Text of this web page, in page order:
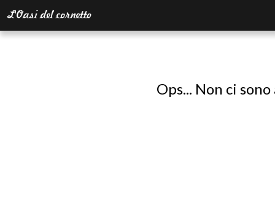
Ops... Non ci